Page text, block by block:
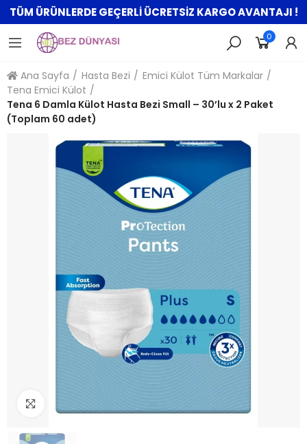
TÜM ÜRÜNLERDE GEÇERLİ ÜCRETSİZ KARGO AVANTAJI !
0
Ana Sayfa Hasta Bezi
Emici Külot Tüm Markalar
Tena Emici Külot
Tena 6 Damla Külot Hasta Bezi Small – 30’lu x 2 Paket
(Toplam 60 adet)